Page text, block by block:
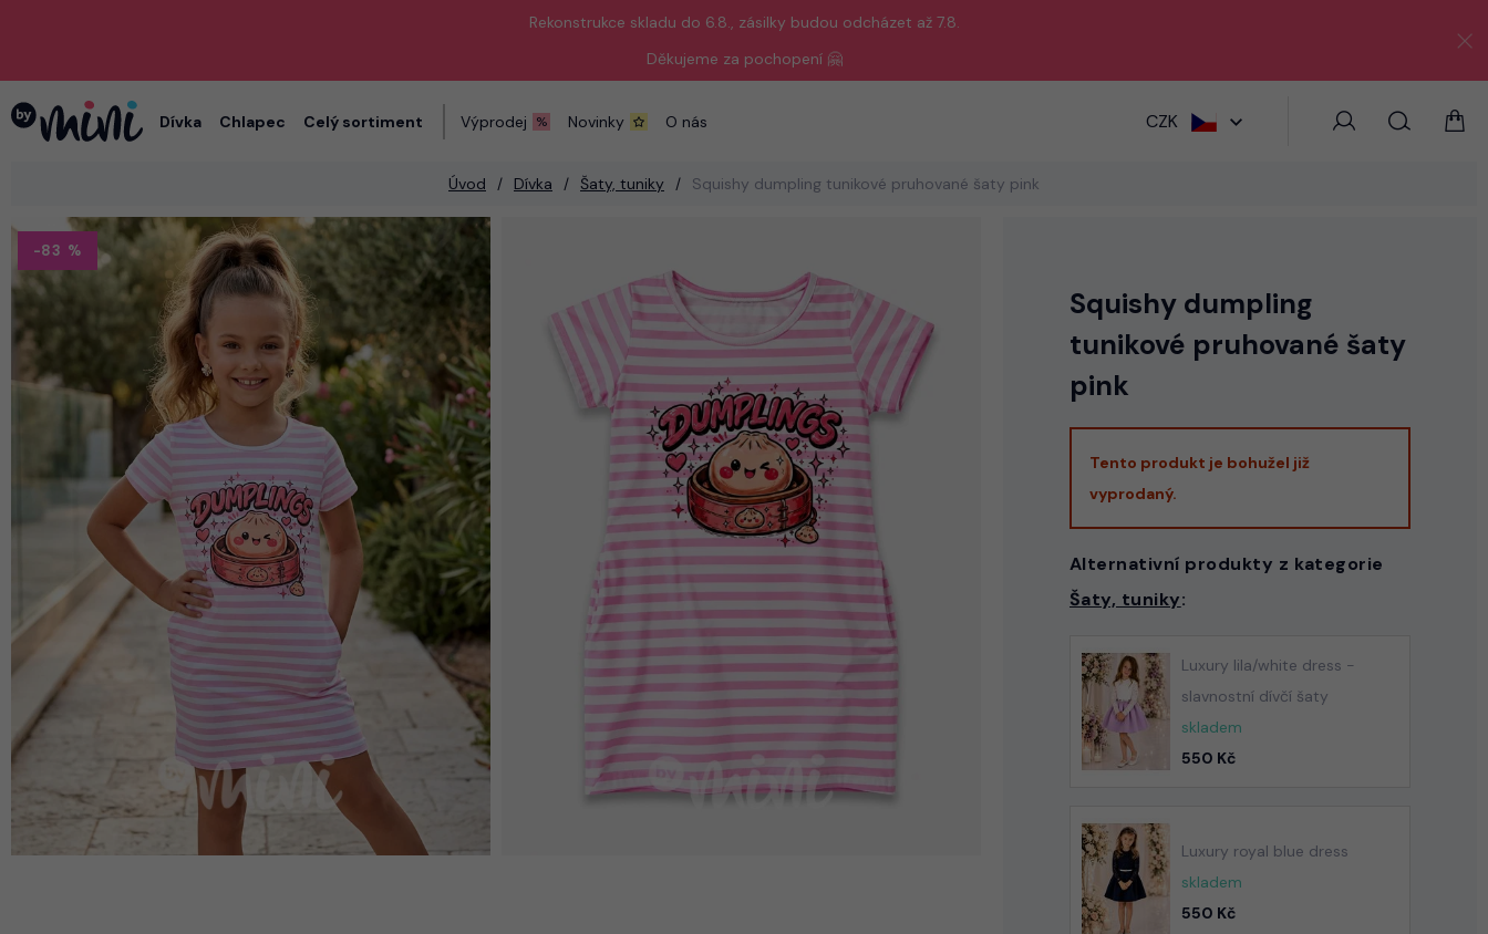
Rekonstrukce skladu do 6.8., zásilky budou odcházet až 7.8.
Děkujeme za pochopení 🤗
Dívka Chlapec Celý sortiment Výprodej Novinky O nás CZK
Úvod Dívka Šaty, tuniky Squishy dumpling tunikové pruhované šaty pink
-83
Squishy dumpling
tunikové pruhované šaty
pink
Tento produkt je bohužel již
vyprodaný.
Alternativní produkty z kategorie
Šaty, tuniky:
Luxury lila/white dress -
slavnostní dívčí šaty
skladem
550 Kč
Luxury royal blue dress
skladem
550 Kč